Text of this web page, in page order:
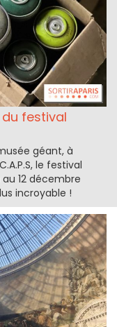
du festival
géant, à
le festival
12 décembre
incroyable !